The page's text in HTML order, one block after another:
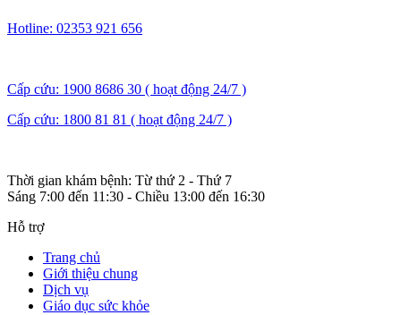
Hotline: 02353 921 656
Cấp cứu: 1900 8686 30 ( hoạt động 24/7 )
Cấp cứu: 1800 81 81 ( hoạt động 24/7 )
Thời gian khám bệnh: Từ thứ 2 - Thứ 7
Sáng 7:00 đến 11:30 - Chiều 13:00 đến 16:30
Hỗ trợ
Trang chủ
Giới thiệu chung
Dịch vụ
Giáo dục sức khỏe